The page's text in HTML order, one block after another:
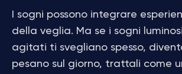
I sogni possono integrare
della veglia. Ma se i sogni
agitati ti svegliano spesso,
pesano sul giorno, trattali come